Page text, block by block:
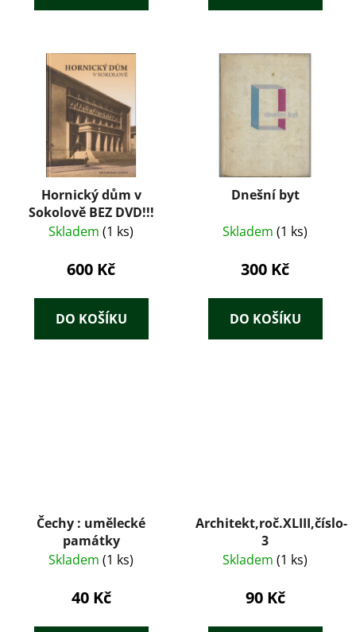
Hornický dům v
Sokolově BEZ DVD!!!
Skladem (1 ks)
600 Kč
DO KOŠÍKU
Dnešní byt
Skladem (1 ks)
300 Kč
DO KOŠÍKU
Čechy : umělecké
památky
Skladem (1 ks)
40 Kč
Architekt,roč.XLIII,číslo-
3
Skladem (1 ks)
90 Kč